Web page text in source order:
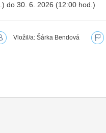
do 30. 6. 2026 (12:00 hod.)
Vložil/a: Šárka Bendová